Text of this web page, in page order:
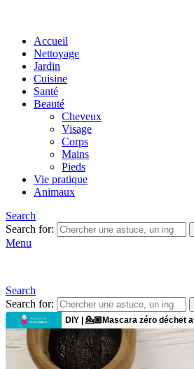
Accueil
Nettoyage
Jardin
Cuisine
Santé
Beauté
Cheveux
Visage
Corps
Mains
Pieds
Vie pratique
Animaux
Search
Search for:
Menu
Search
Search for: